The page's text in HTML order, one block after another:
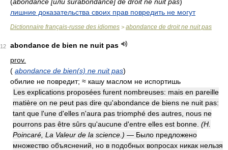
лишние доказательства своих прав повредить не могут
Dictionnaire français-russe des idiomes > abondance de droit ne nuit pas
12
abondance de bien ne nuit pas
prov.
( abondance de bien(s) ne nuit pas)
обилие не повредит; ≈ кашу маслом не испортишь
Les explications proposées furent nombreuses: mais en pareille
matière on ne peut pas dire qu'abondance de biens ne nuit pas:
tant que l'une d'elles n'aura pas triomphé des autres, nous ne
pourrons pas être sûrs qu'aucune d'entre elles est bonne. (H.
Poincaré, La Valeur de la science.) — Было предложено
множество объяснений, но в подобных вопросах никак нельзя